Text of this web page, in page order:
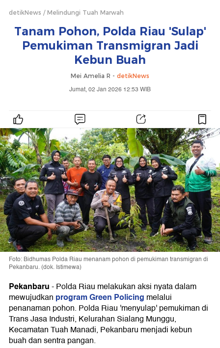
detikNews Melindungi Tuah Marwah
Tanam Pohon, Polda Riau 'Sulap'
Pemukiman Transmigran Jadi
Kebun Buah
Mei Amelia R - detikNews
Jumat, 02 Jan 2026 12:53 WIB
Foto: Bidhumas Polda Riau menanam pohon di pemukiman transmigran di
Pekanbaru. (dok. Istimewa)
Pekanbaru-Polda Riau melakukan aksi nyata dalam
mewujudkan program Green Policing melalui
penanaman pohon. Polda Riau 'menyulap' pemukiman di
Trans Jasa Industri, Kelurahan Sialang Munggu,
Kecamatan Tuah Manadi, Pekanbaru menjadi kebun
buah dan sentra pangan.